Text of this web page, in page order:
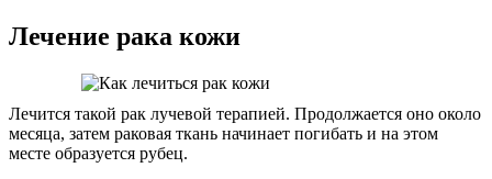
Лечение рака кожи
Лечится такой рак лучевой терапией. Продолжается оно около
месяца, затем раковая ткань начинает погибать и на этом
месте образуется рубец.